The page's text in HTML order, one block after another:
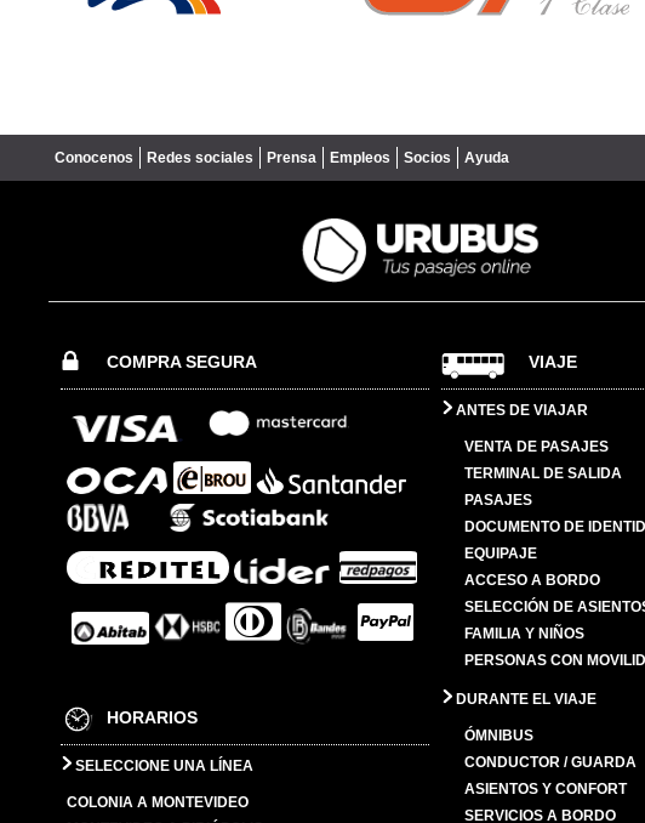
Conocenos Redes sociales Prensa Empleos Socios Ayuda
COMPRA SEGURA
HORARIOS
SELECCIONE UNA LÍNEA
COLONIA A MONTEVIDEO
VIAJE
ANTES DE VIAJAR
VENTA DE PASAJES
TERMINAL DE SALIDA
PASAJES
DOCUMENTO DE
EQUIPAJE
ACCESO A BORDO
SELECCIÓN DE
FAMILIA Y NIÑOS
PERSONAS CON
DURANTE EL VIAJE
ÓMNIBUS
CONDUCTOR / GUARDA
ASIENTOS Y CONFORT
SERVICIOS A BORDO